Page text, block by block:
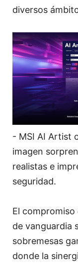
diversos
- MSI AI Artist
imagen
realistas e
seguridad.
El
de vanguardia
sobremesas
donde la